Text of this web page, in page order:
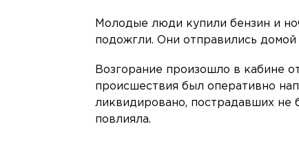
Молодые люди купили бензин и
подожгли. Они отправились
Возгорание произошло в кабине
происшествия был оперативно
ликвидировано, пострадавших не
повлияла.